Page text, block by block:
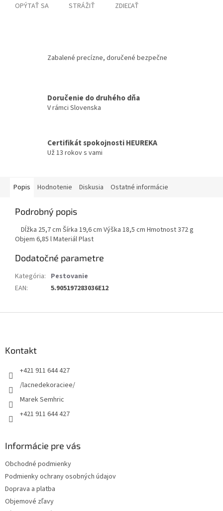
OPÝTAŤ SA STRÁŽIŤ ZDIEĽAŤ
Zabalené precízne, doručené bezpečne
Doručenie do druhého dňa
V rámci Slovenska
Certifikát spokojnosti HEUREKA
Už 13 rokov s vami
Popis Hodnotenie Diskusia Ostatné informácie
Podrobný popis
Dĺžka 25,7 cm Šírka 19,6 cm Výška 18,5 cm Hmotnost 372 g
Objem 6,85 l Materiál Plast
Dodatočné parametre
Kategória: Pestovanie
EAN: 5.905197283036E12
Kontakt
+421 911 644 427
/lacnedekoraciee/
Marek Semhric
+421 911 644 427
Informácie pre vás
Obchodné podmienky
Podmienky ochrany osobných údajov
Doprava a platba
Objemové zľavy